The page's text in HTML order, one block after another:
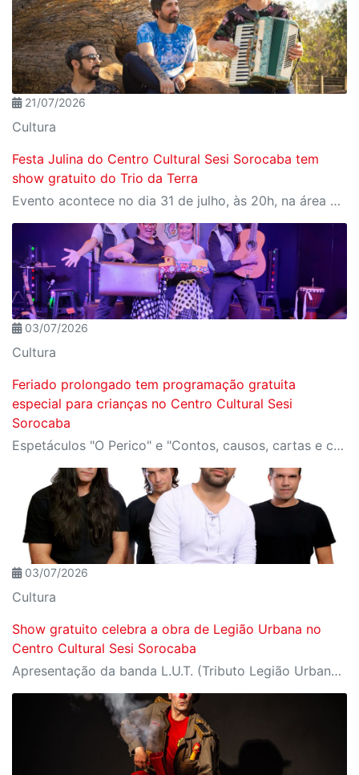
21/07/2026
Cultura
Festa Julina do Centro Cultural Sesi Sorocaba tem
show gratuito do Trio da Terra
Evento acontece no dia 31 de julho, às 20h, na área externa do Teatro. A programação inclui show, quadrilha e praça de alimentação. Os ingressos gratuitos devem ser reservados antecipadamente no site Meu Sesi
03/07/2026
Cultura
Feriado prolongado tem programação gratuita
especial para crianças no Centro Cultural Sesi
Sorocaba
Espetáculos "O Perico" e "Contos, causos, cartas e canções" terão sessões nos dias 9, 10 e 11 de julho, no Teatro. Os ingressos devem ser reservados pelo site Meu Sesi
03/07/2026
Cultura
Show gratuito celebra a obra de Legião Urbana no
Centro Cultural Sesi Sorocaba
Apresentação da banda L.U.T. (Tributo Legião Urbana) acontece no dia 16 de julho, às 20h. Os ingressos gratuitos devem ser reservados antecipadamente pelo site Meu Sesi